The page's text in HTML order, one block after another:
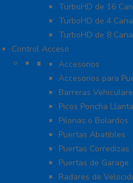
TurboHD de 16
TurboHD de 4
TurboHD de 8
Control Acceso
Acceso Vehicular
Accesorios
Accesorios para
Barreras
Picos Poncha
Pilonas o Bolardos
Puertas Abatibles
Puertas Corredizas
Puertas de Garage
Radares de